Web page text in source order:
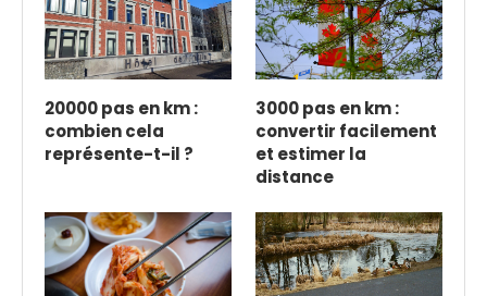
20000 pas en km :
combien cela
représente-t-il ?
3000 pas en km :
convertir facilement
et estimer la
distance